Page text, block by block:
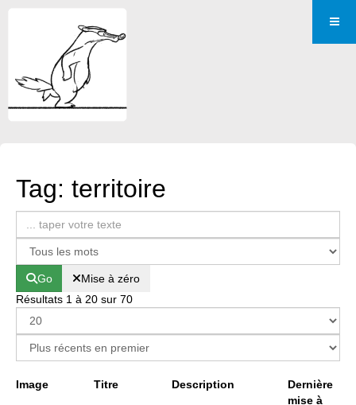
Tag: territoire
Go
Mise à zéro
Résultats 1 à 20 sur 70
Image Titre Description
Dernière
mise à